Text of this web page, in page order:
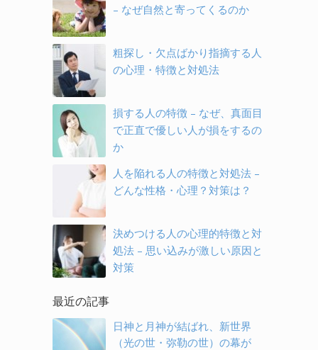
– なぜ自然と寄ってくるのか
粗探し・欠点ばかり指摘する人
の心理・特徴と対処法
損する人の特徴 – なぜ、真面目
で正直で優しい人が損をするの
か
人を陥れる人の特徴と対処法 –
どんな性格・心理？対策は？
決めつける人の心理的特徴と対
処法 – 思い込みが激しい原因と
対策
最近の記事
日神と月神が結ばれ、新世界
（光の世・弥勒の世）の幕が